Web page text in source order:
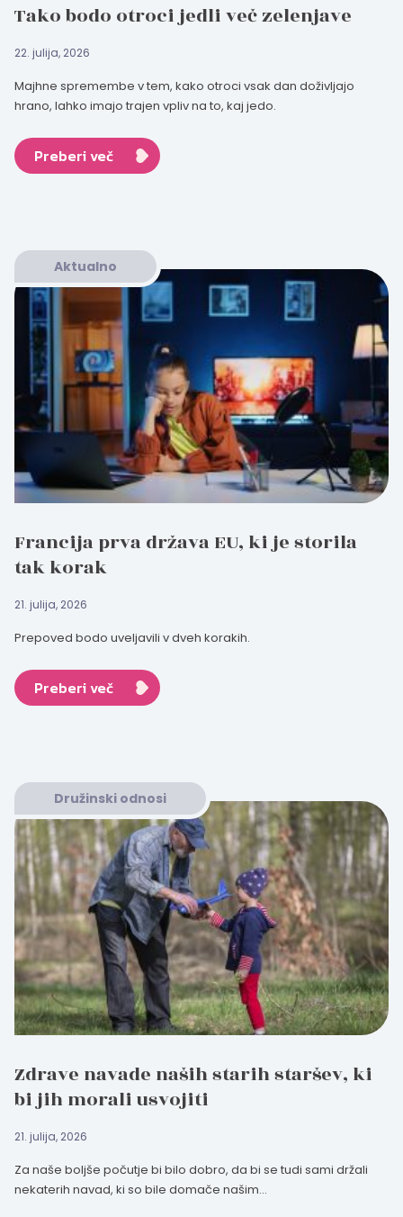
Tako bodo otroci jedli več zelenjave
22. julija, 2026
Majhne spremembe v tem, kako otroci vsak dan doživljajo
hrano, lahko imajo trajen vpliv na to, kaj jedo.
Preberi več
Aktualno
Francija prva država EU, ki je storila
tak korak
21. julija, 2026
Prepoved bodo uveljavili v dveh korakih.
Preberi več
Družinski odnosi
Zdrave navade naših starih staršev, ki
bi jih morali usvojiti
21. julija, 2026
Za naše boljše počutje bi bilo dobro, da bi se tudi sami držali
nekaterih navad, ki so bile domače našim...